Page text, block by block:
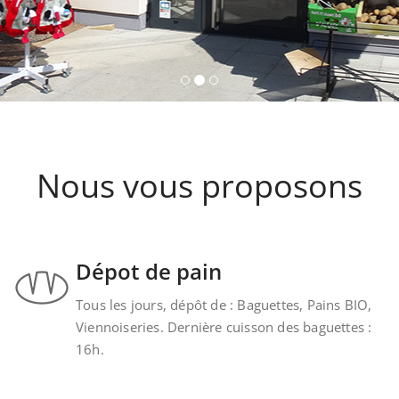
Nous vous proposons
Dépot de pain
Tous les jours, dépôt de : Baguettes, Pains BIO,
Viennoiseries. Dernière cuisson des baguettes :
16h.